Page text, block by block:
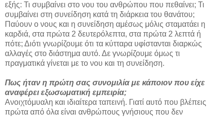
εξής: Τι συμβαίνει στο νου του ανθρώπου που πεθαίνει; Τι
συμβαίνει στη συνείδηση κατά τη διάρκεια του θανάτου;
Παύουν ο νους και η συνείδηση αμέσως μόλις σταματάει η
καρδιά, στα πρώτα 2 δευτερόλεπτα, στα πρώτα 2 λεπτά ή
πότε; Διότι γνωρίζουμε ότι τα κύτταρα υφίστανται διαρκώς
αλλαγές στο διάστημα αυτό. Δε γνωρίζουμε όμως τι
πραγματικά γίνεται με το νου και τη συνείδηση.
Πως ήταν η πρώτη σας συνομιλία με κάποιον που είχε
αναφέρει εξωσωματική εμπειρία;
Ανοιχτόμυαλη και ιδιαίτερα ταπεινή. Γιατί αυτό που βλέπεις
πρώτα από όλα είναι ανθρώπους γνήσιους που δεν